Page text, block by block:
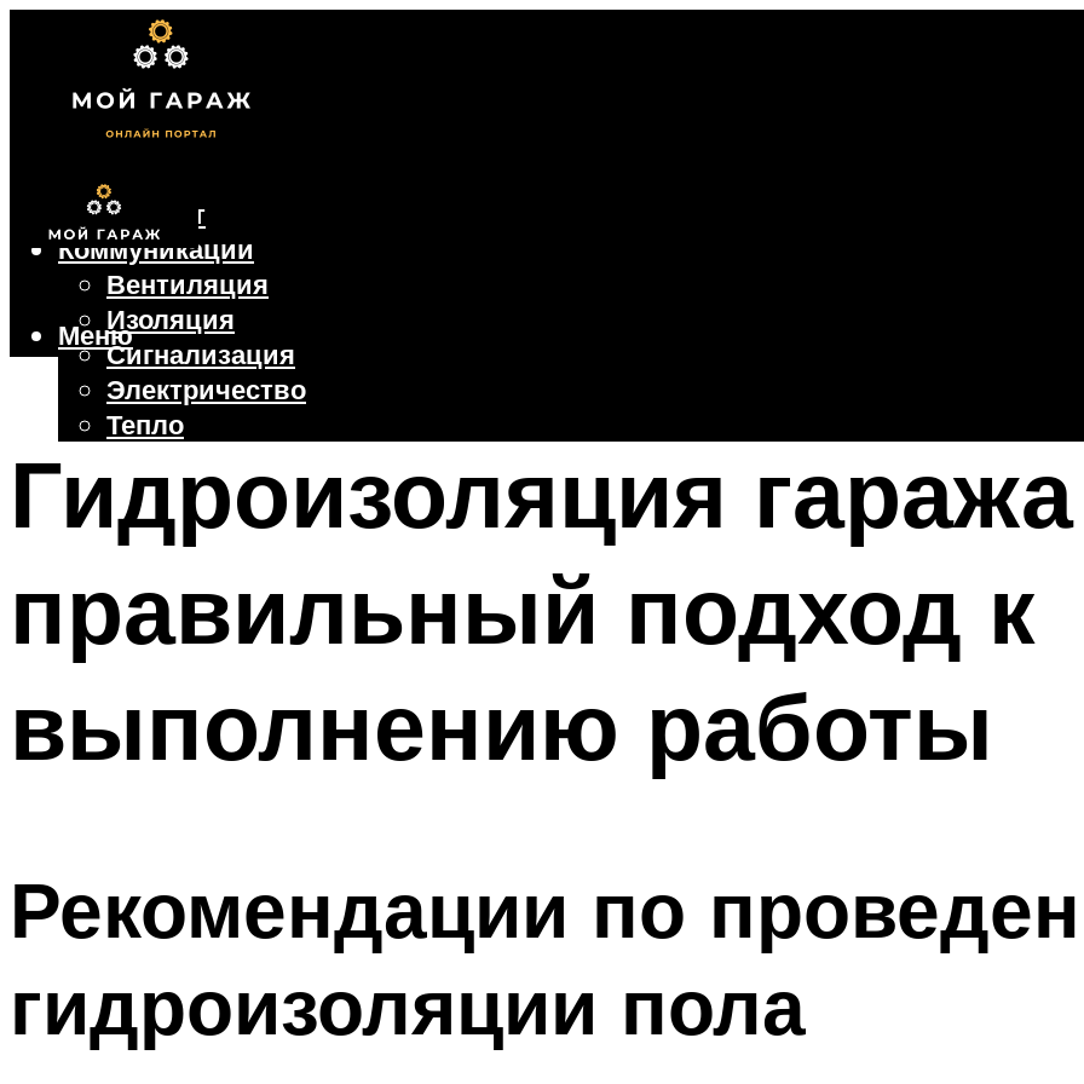
Фундамент
Коммуникации
Вентиляция
Изоляция
Сигнализация
Электричество
Тепло
Крыша
Ворота
Меню
Гидроизоляция
правильный подход к
выполнению работы
Рекомендации по
гидроизоляции пола